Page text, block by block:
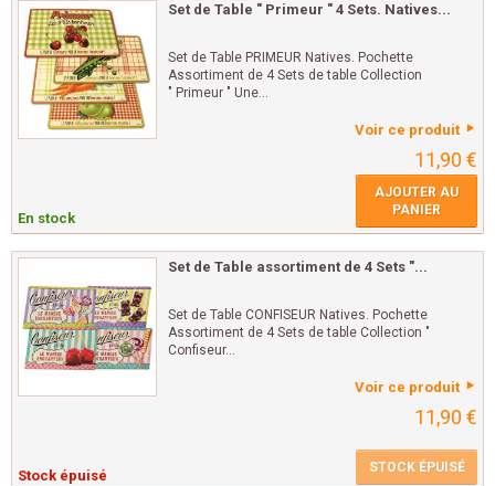
Set de Table " Primeur " 4 Sets. Natives...
Set de Table PRIMEUR Natives. Pochette
Assortiment de 4 Sets de table Collection
" Primeur " Une...
Voir ce produit
11,90 €
En stock
AJOUTER AU
PANIER
Set de Table assortiment de 4 Sets "...
Set de Table CONFISEUR Natives. Pochette
Assortiment de 4 Sets de table Collection "
Confiseur...
Voir ce produit
11,90 €
Stock épuisé STOCK ÉPUISÉ